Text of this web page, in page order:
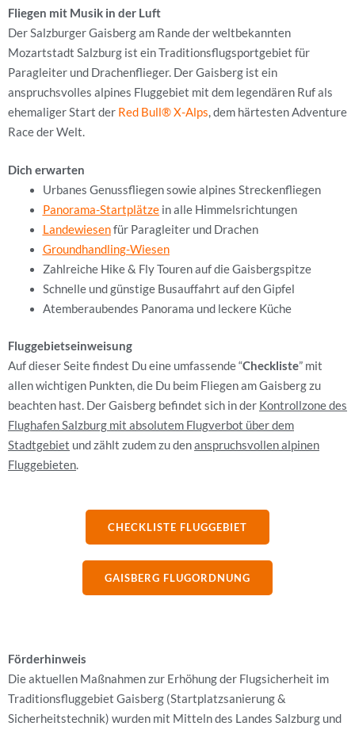
Fliegen mit Musik in der Luft
Der Salzburger Gaisberg am Rande der weltbekannten
Mozartstadt Salzburg ist ein Traditionsflugsportgebiet für
Paragleiter und Drachenflieger. Der Gaisberg ist ein
anspruchsvolles alpines Fluggebiet mit dem legendären Ruf als
ehemaliger Start der Red Bull®X-Alps, dem härtesten Adventure
Race der Welt.
Dich erwarten
Urbanes Genussfliegen sowie alpines Streckenfliegen
Panorama-Startplätzein alle Himmelsrichtungen
Landewiesenfür Paragleiter und Drachen
Groundhandling-Wiesen
Zahlreiche Hike & Fly Touren auf die Gaisbergspitze
Schnelle und günstige Busauffahrt auf den Gipfel
Atemberaubendes Panorama und leckere Küche
Fluggebietseinweisung
Auf dieser Seite findest Du eine umfassende “Checkliste” mit
allen wichtigen Punkten, die Du beim Fliegen am Gaisberg zu
beachten hast. Der Gaisberg befindet sich in der Kontrollzone des
Flughafen Salzburg mit absolutem Flugverbot über dem
Stadtgebiet und zählt zudem zu denanspruchsvollen alpinen
Fluggebieten.
CHECKLISTE FLUGGEBIET
GAISBERG FLUGORDNUNG
Förderhinweis
Die aktuellen Maßnahmen zur Erhöhung der Flugsicherheit im
Traditionsfluggebiet Gaisberg (Startplatzsanierung &
Sicherheitstechnik) wurden mit Mitteln des Landes Salzburg und